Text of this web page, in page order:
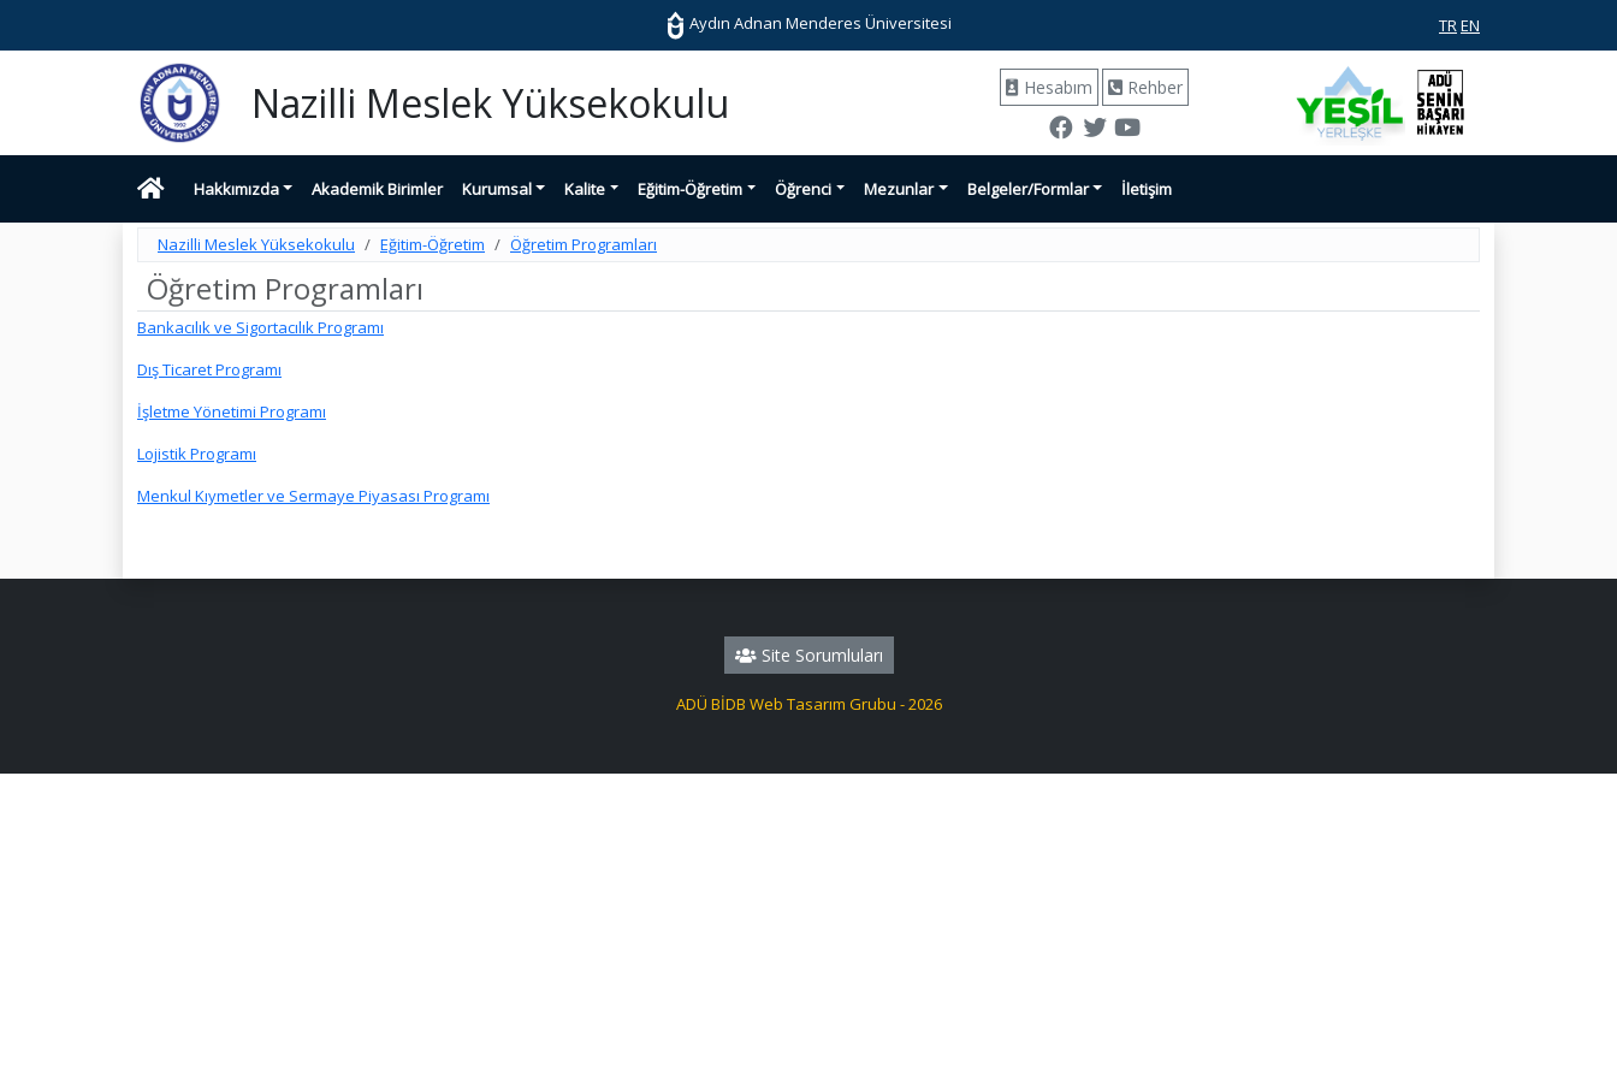
Aydın Adnan Menderes Üniversitesi TR EN
Nazilli Meslek Yüksekokulu Hesabım Rehber
Hakkımızda Akademik Birimler Kurumsal Kalite Eğitim-Öğretim Öğrenci Mezunlar Belgeler/Formlar İletişim
Nazilli Meslek Yüksekokulu Eğitim-Öğretim Öğretim Programları
Öğretim Programları
Bankacılık ve Sigortacılık Programı
Dış Ticaret Programı
İşletme Yönetimi Programı
Lojistik Programı
Menkul Kıymetler ve Sermaye Piyasası Programı
Site Sorumluları
ADÜ BİDB Web Tasarım Grubu - 2026